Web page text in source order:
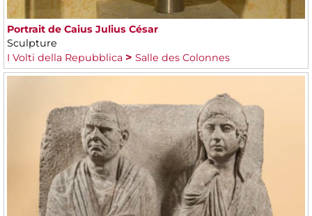
Portrait de Caius Julius César
Sculpture
I Volti della Repubblica
Salle des Colonnes